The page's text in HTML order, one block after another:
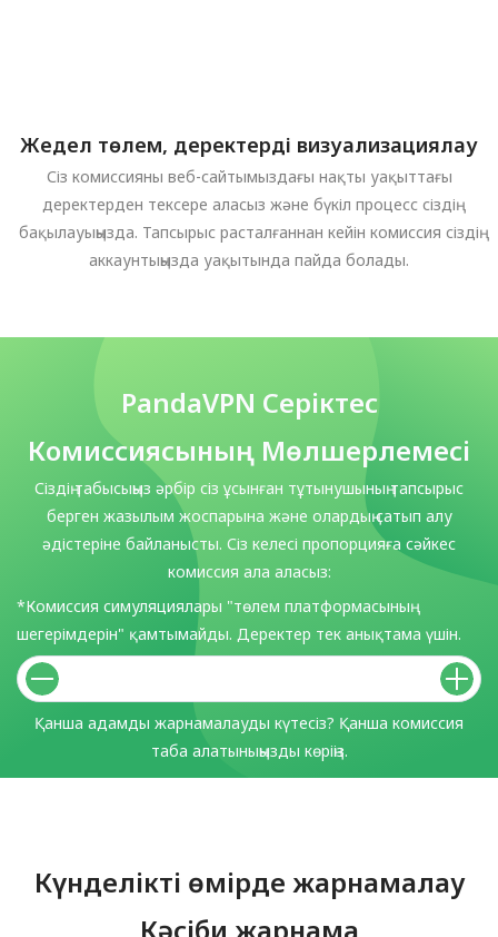
Жедел төлем, деректерді визуализациялау
Сіз комиссияны веб-сайтымыздағы нақты уақыттағы
деректерден тексере аласыз және бүкіл процесс сіздің
бақылауыңызда. Тапсырыс расталғаннан кейін комиссия сіздің
аккаунтыңызда уақытында пайда болады.
PandaVPN Серіктес
Комиссиясының Мөлшерлемесі
Сіздің табысыңыз әрбір сіз ұсынған тұтынушының тапсырыс
берген жазылым жоспарына және олардың сатып алу
әдістеріне байланысты. Сіз келесі пропорцияға сәйкес
комиссия ала аласыз:
*Комиссия симуляциялары "төлем платформасының
шегерімдерін" қамтымайды. Деректер тек анықтама үшін.
Қанша адамды жарнамалауды күтесіз? Қанша комиссия
таба алатыныңызды көріңіз.
Күнделікті өмірде жарнамалау
Кәсіби жарнама